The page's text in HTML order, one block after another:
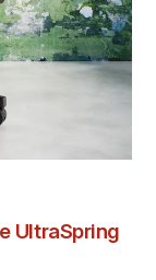
UltraSpring